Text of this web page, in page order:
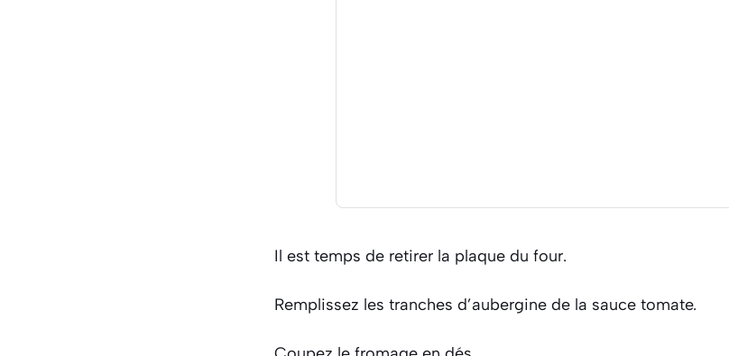
Il est temps de retirer la plaque du four.
Remplissez les tranches d’aubergine de la sauce tomate.